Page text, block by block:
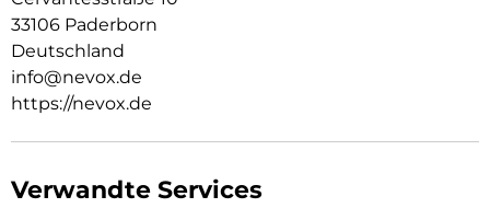
33106 Paderborn
Deutschland
info@nevox.de
https://nevox.de
Verwandte Services